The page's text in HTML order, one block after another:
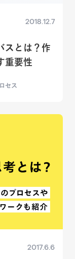
2018.12.7
スとは？作
重要性
セス
2017.6.6